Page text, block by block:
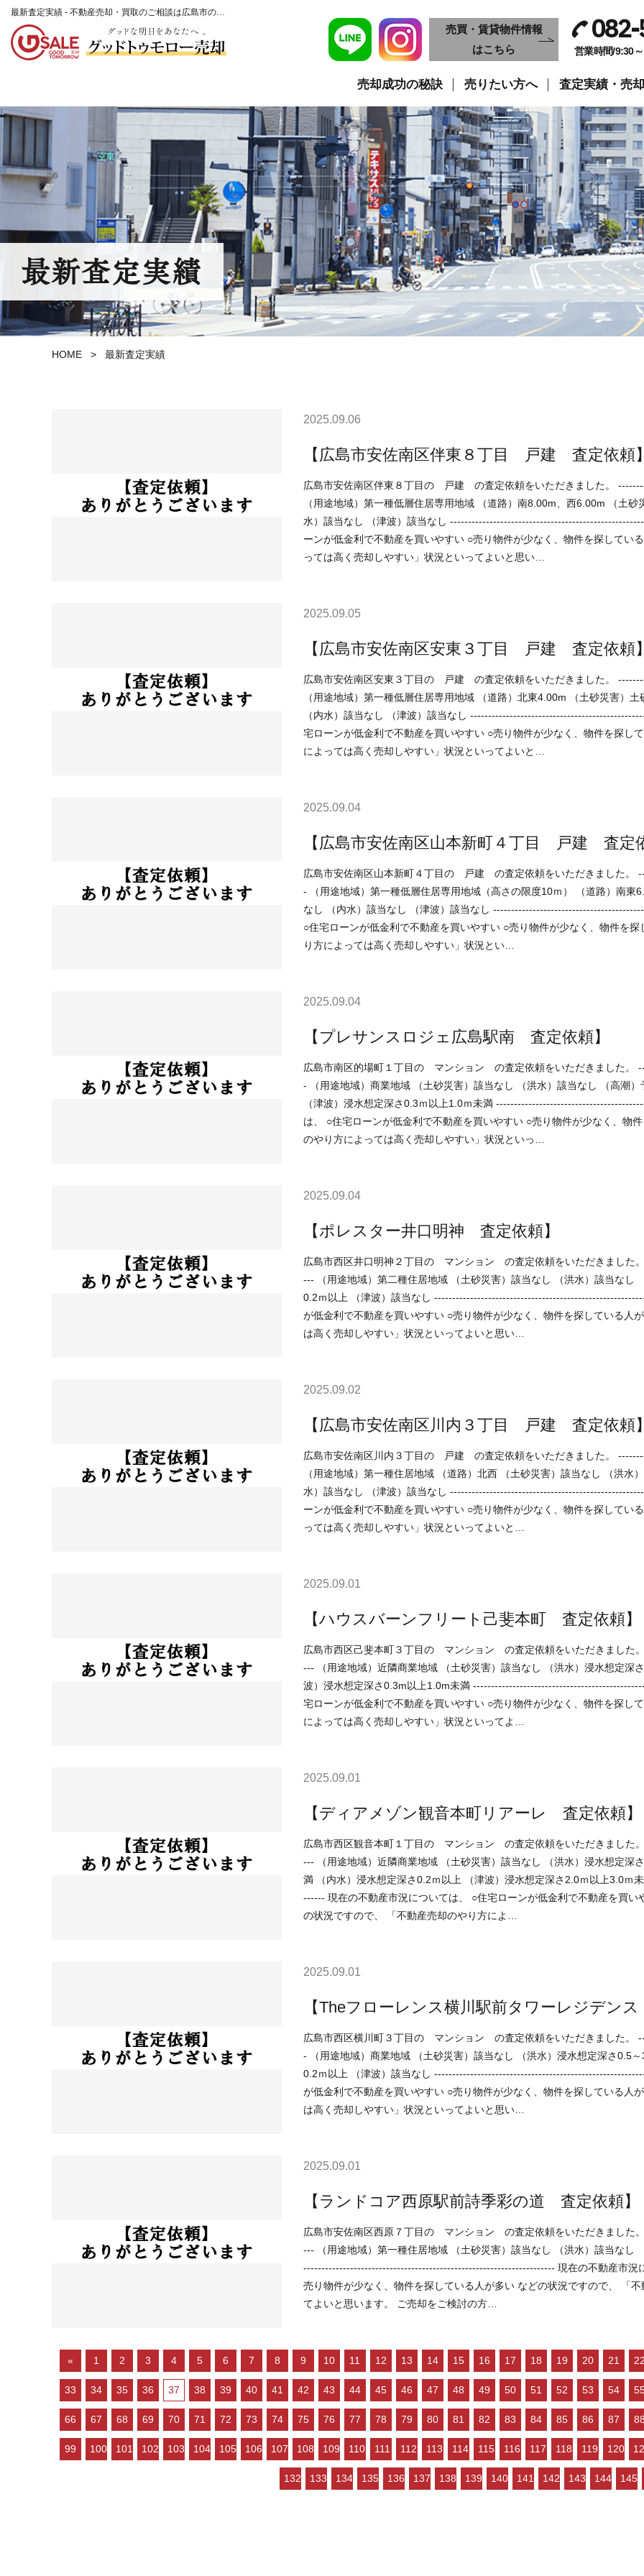
最新査定実績 - 不動産売却・買取のご相談は広島市の不動産会社「グッドトゥモロー売却」
売却成功の秘訣 売りたい方へ 査定実績・売
売買・賃貸物件情報
はこちら
営業時間/9:30
最新査定実績
HOME > 最新査定実績
2025.09.06
【広島市安佐南区伴東８丁目 戸建 査定依頼
広島市安佐南区伴東８丁目の 戸建 の査定依頼をいただきました。 -----------------------------------------------------------------------------
（用途地域）第一種低層住居専用地域 （道路）南8.00m、西6.00m （土
水）該当なし （津波）該当なし ----------------------------------------------------------------------------- 現在の不動産市況については、 ○住宅ロ
ーンが低金利で不動産を買いやすい ○売り物件が少なく、物件を探している人が多い などの状況ですので、 「不動産
っては高く売却しやすい」状況といってよいと思い…
2025.09.05
【広島市安佐南区安東３丁目 戸建 査定依頼
広島市安佐南区安東３丁目の 戸建 の査定依頼をいただきました。 -----------------------------------------------------------------------------
（用途地域）第一種低層住居専用地域 （道路）北東4.00m （土砂災害）
（内水）該当なし （津波）該当なし ----------------------------------------------------------------------------- 現在の不動産市況については、 ○住
宅ローンが低金利で不動産を買いやすい ○売り物件が少なく、物件を探している人が多い などの状況ですので、
によっては高く売却しやすい」状況といってよいと…
2025.09.04
【広島市安佐南区山本新町４丁目 戸建 査定
広島市安佐南区山本新町４丁目の 戸建 の査定依頼をいただきました。 ----------------------------------------------------------------------------
- （用途地域）第一種低層住居専用地域（高さの限度10ｍ） （道路）南東6.0ｍ （土砂災害）該当なし （洪水）該当なし （高潮）該当
なし （内水）該当なし （津波）該当なし ----------------------------------------------------------------------------- 現在の不動産市況については、
○住宅ローンが低金利で不動産を買いやすい ○売り物件が少なく、物件を探している人が多い などの状況で
り方によっては高く売却しやすい」状況とい…
2025.09.04
【プレサンスロジェ広島駅南 査定依頼】
広島市南区的場町１丁目の マンション の査定依頼をいただきました。 ----------------------------------------------------------------------------
- （用途地域）商業地域 （土砂災害）該当なし （洪水）該当なし （高潮）予想浸水深さ2m以上5m未満 （内水）浸水深さ0.01ｍ以上
（津波）浸水想定深さ0.3ｍ以上1.0ｍ未満 ----------------------------------------------------------------------------- 現在の不動産市況について
は、 ○住宅ローンが低金利で不動産を買いやすい ○売り物件が少なく、物件を探している人が多い などの状況ですので、 「不動産売却
のやり方によっては高く売却しやすい」状況といっ…
2025.09.04
【ポレスター井口明神 査定依頼】
広島市西区井口明神２丁目の マンション の査定依頼をいただきました。
--- （用途地域）第二種住居地域 （土砂災害）該当なし （洪水）該当なし （高潮）予想浸水深さ1m以上2m未満 （内水）浸水想定深さ
0.2ｍ以上 （津波）該当なし ----------------------------------------------------------------------------- 現在の不動産市況については、 ○住宅ローン
が低金利で不動産を買いやすい ○売り物件が少なく、物件を探している人が多い などの状況ですので、 「不動産売却のやり
は高く売却しやすい」状況といってよいと思い…
2025.09.02
【広島市安佐南区川内３丁目 戸建 査定依頼
広島市安佐南区川内３丁目の 戸建 の査定依頼をいただきました。 -----------------------------------------------------------------------------
（用途地域）第一種住居地域 （道路）北西 （土砂災害）該当なし （洪
水）該当なし （津波）該当なし ----------------------------------------------------------------------------- 現在の不動産市況については、 ○住宅ロ
ーンが低金利で不動産を買いやすい ○売り物件が少なく、物件を探している人が多い などの状況ですので、 「不動産
っては高く売却しやすい」状況といってよいと…
2025.09.01
【ハウスバーンフリート己斐本町 査定依頼】
広島市西区己斐本町３丁目の マンション の査定依頼をいただきました。
--- （用途地域）近隣商業地域 （土砂災害）該当なし （洪水）浸水想定深さ0.5m未満の区域 （高潮）該当なし （内水）該当なし （津
波）浸水想定深さ0.3m以上1.0m未満 ----------------------------------------------------------------------------- 現在の不動産市況については、 ○住
宅ローンが低金利で不動産を買いやすい ○売り物件が少なく、物件を探している人が多い などの状況ですので、
によっては高く売却しやすい」状況といってよ…
2025.09.01
【ディアメゾン観音本町リアーレ 査定依頼】
広島市西区観音本町１丁目の マンション の査定依頼をいただきました。
--- （用途地域）近隣商業地域 （土砂災害）該当なし （洪水）浸水想定深さ0.5～3.0ｍ未満の区域 （高潮）予想浸水深さ2ｍ以上5ｍ未
満 （内水）浸水想定深さ0.2ｍ以上 （津波）浸水想定深さ2.0ｍ以上3.0ｍ未満
------ 現在の不動産市況については、 ○住宅ローンが低金利で不動産を買いやすい ○売り物件が少なく、物件を探している人が多い など
の状況ですので、 「不動産売却のやり方によ…
2025.09.01
【Theフローレンス横川駅前タワーレジデン
広島市西区横川町３丁目の マンション の査定依頼をいただきました。 ----------------------------------------------------------------------------
- （用途地域）商業地域 （土砂災害）該当なし （洪水）浸水想定深さ0.5～3.0ｍ未満の区域 （高潮）該当なし （内水）浸水想定深さ
0.2ｍ以上 （津波）該当なし ----------------------------------------------------------------------------- 現在の不動産市況については、 ○住宅ローン
が低金利で不動産を買いやすい ○売り物件が少なく、物件を探している人が多い などの状況ですので、 「不動産売却のやり
は高く売却しやすい」状況といってよいと思い…
2025.09.01
【ランドコア西原駅前詩季彩の道 査定依頼】
広島市安佐南区西原７丁目の マンション の査定依頼をいただきました。
--- （用途地域）第一種住居地域 （土砂災害）該当なし （洪水）該当なし （高潮）該当なし （内水）該当なし （津波）該当なし -------
---------------------------------------------------------------------- 現在の不動産市況については、 ○住宅ローンが低金利で不動産を買いやすい ○
売り物件が少なく、物件を探している人が多い などの状況ですので、 「不動産売却のやり方によっては高く売却しやすい」状況といっ
てよいと思います。 ご売却をご検討の方…
« 1 2 3 4 5 6 7 8 9 10 11 12 13 14 15 16 17 18 19 20 21
33 34 35 36 37 38 39 40 41 42 43 44 45 46 47 48 49 50 51 52 53 54
66 67 68 69 70 71 72 73 74 75 76 77 78 79 80 81 82 83 84 85 86 87
99 100 101 102 103 104 105 106 107 108 109 110 111 112 113 114 115 116 117 118 119 120
132 133 134 135 136 137 138 139 140 141 142 143 144 145